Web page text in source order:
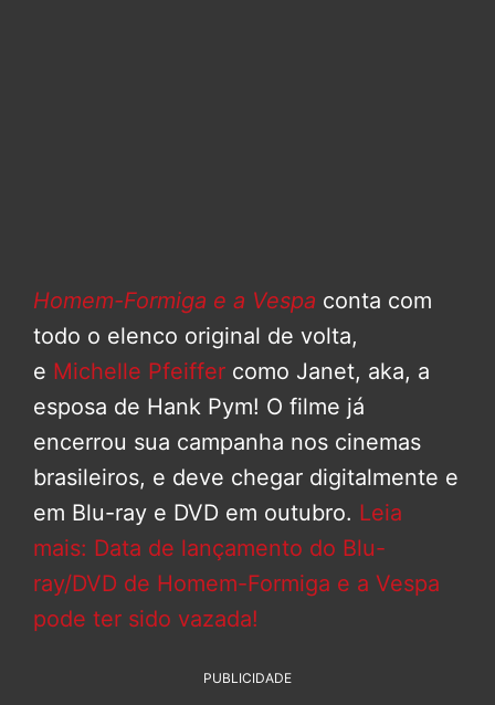
Homem-Formiga e a Vespa conta com
todo o elenco original de volta,
e Michelle Pfeiffer como Janet, aka, a
esposa de Hank Pym! O filme já
encerrou sua campanha nos cinemas
brasileiros, e deve chegar digitalmente e
em Blu-ray e DVD em outubro. Leia
mais: Data de lançamento do Blu-
ray/DVD de Homem-Formiga e a Vespa
pode ter sido vazada!
PUBLICIDADE